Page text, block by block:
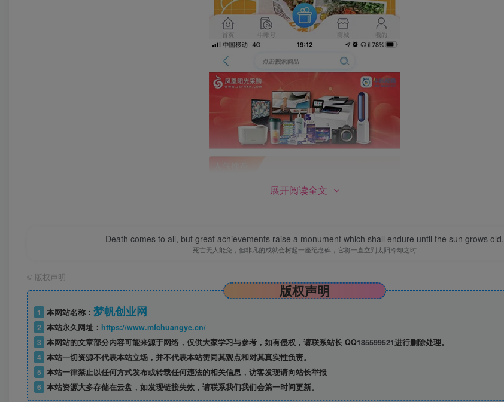
展开阅读全文
Death comes to all, but great achievements raise a monument which shall endure until the sun grows old.
死亡无人能免，但非凡的成就会树起一座纪念碑，它将一直立到太阳冷却之时
© 版权声明
版权声明
1 本网站名称： 梦帆创业网
2 本站永久网址： https://www.mfchuangye.cn/
3 本网站的文章部分内容可能来源于网络，仅供大家学习与参考，如有侵权，请联系站长 QQ185599521进行删除处理。
4 本站一切资源不代表本站立场，并不代表本站赞同其观点和对其真实性负责。
5 本站一律禁止以任何方式发布或转载任何违法的相关信息，访客发现请向站长举报
6 本站资源大多存储在云盘，如发现链接失效，请联系我们我们会第一时间更新。